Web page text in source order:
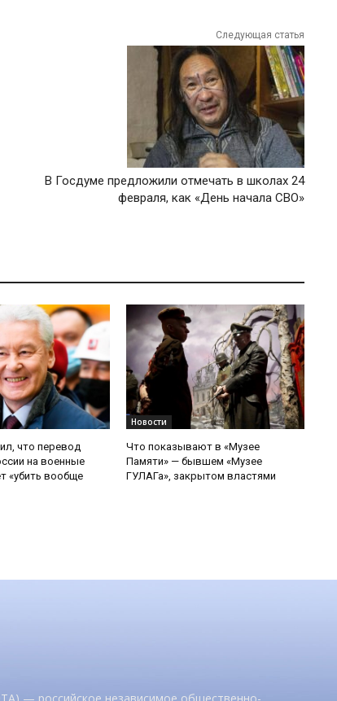
Следующая статья
В Госдуме предложили отмечать в школах 24
февраля, как «День начала СВО»
что перевод
на военные
«убить вообще
Новости
Что показывают в «Музее
Памяти» — бывшем «Музее
ГУЛАГа», закрытом властями